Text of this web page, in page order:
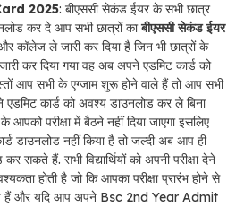
2025: बीएससी सेकंड ईयर के सभी छात्र
कर दे आप सभी छात्रों काबीएससी सेकंड ईयर
कॉलेज ले जारी कर दिया है जिन भी छात्रों के
कर दिया गया वह अब अपने एडमिट कार्ड को
आप सभी के एग्जाम शुरू होने वाले हैं तो आप सभी
कार्ड को अवश्य डाउनलोड कर ले बिना
के आपको परीक्षा में बैठने नहीं दिया जाएगा इसलिए
डाउनलोड नहीं किया है तो जल्दी अब आप ही
सकते हैं. सभी विद्यार्थियों को अपनी परीक्षा देने
होती है जो कि आपका परीक्षा प्रारंभ होने से
हैं और यदि आप अपने Bsc 2nd Year Admit